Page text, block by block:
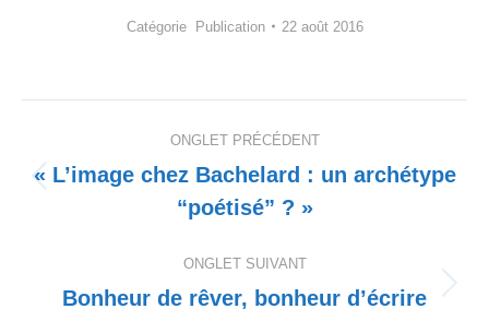
Catégorie Publication 22 août 2016
de
commentaire
ONGLET PRÉCÉDENT
Onglet
précédent
« L’image chez Bachelard : un archétype
“poétisé” ? »
ONGLET SUIVANT
Onglet
Bonheur de rêver, bonheur d’écrire